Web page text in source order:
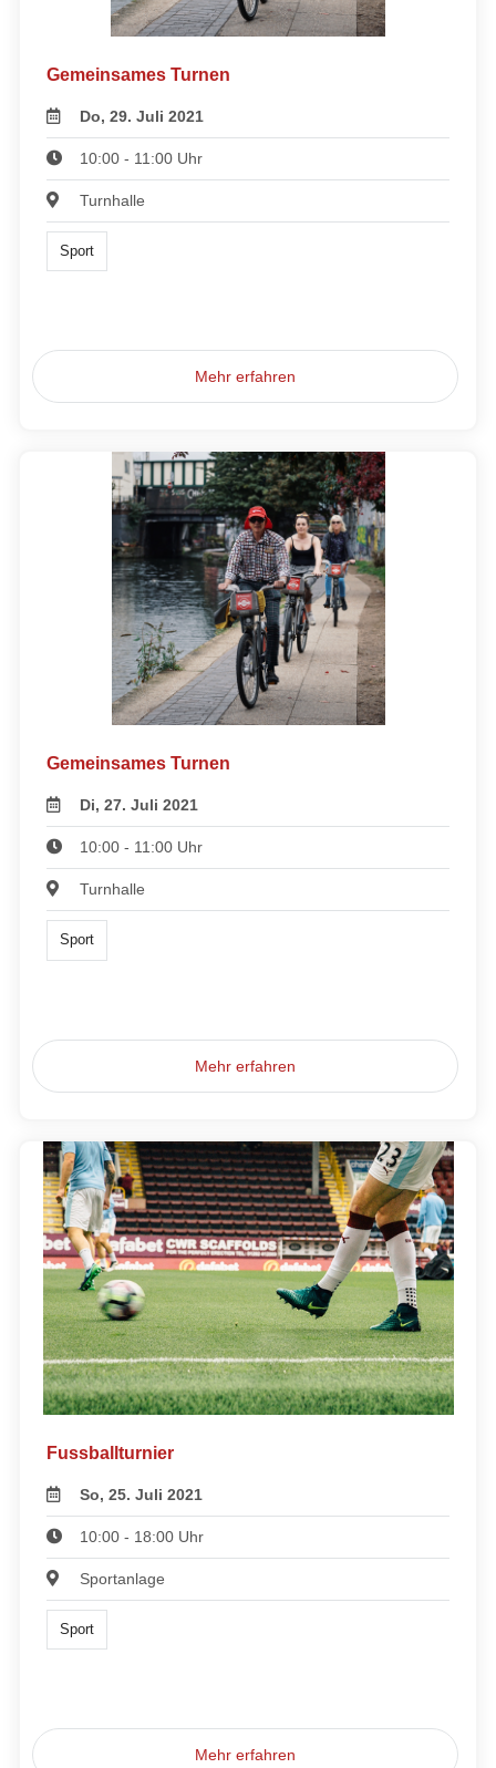
Gemeinsames Turnen
Do, 29. Juli 2021
10:00 - 11:00 Uhr
Turnhalle
Sport
Mehr erfahren
Gemeinsames Turnen
Di, 27. Juli 2021
10:00 - 11:00 Uhr
Turnhalle
Sport
Mehr erfahren
Fussballturnier
So, 25. Juli 2021
10:00 - 18:00 Uhr
Sportanlage
Sport
Mehr erfahren